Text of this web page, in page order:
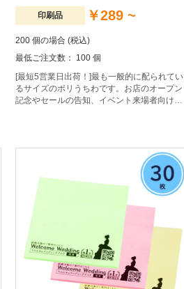
印刷品 ￥289 ~
200 個の場合 (税込)
最低ご注文数： 100 個
[最短5営業日出荷！]最も一般的に配られてい
るサイズのポリうちわです。お店のオープン
記念やセールの告知、イベント来場者向けの